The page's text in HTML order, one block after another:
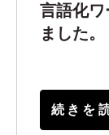
言語化
ました。
続きを